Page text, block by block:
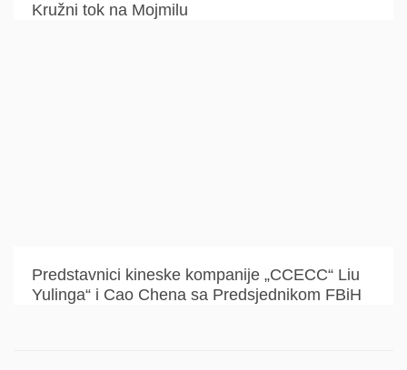
Kružni tok na Mojmilu
Predstavnici kineske kompanije „CCECC“ Liu
Yulinga“ i Cao Chena sa Predsjednikom FBiH